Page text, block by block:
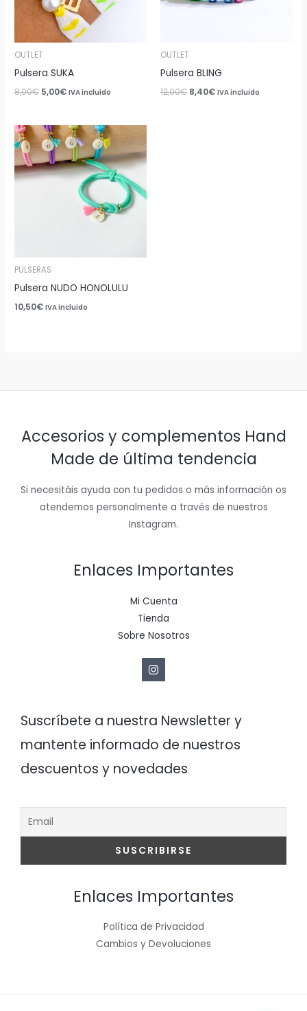
OUTLET
Pulsera SUKA
8,00€ 5,00€ IVA incluido
OUTLET
Pulsera BLING
12,00€ 8,40€ IVA incluido
PULSERAS
Pulsera NUDO HONOLULU
10,50€ IVA incluido
Accesorios y complementos Hand
Made de última tendencia
Si necesitáis ayuda con tu pedidos o más información os
atendemos personalmente a través de nuestros
Instagram.
Enlaces Importantes
Mi Cuenta
Tienda
Sobre Nosotros
Suscríbete a nuestra Newsletter y
mantente informado de nuestros
descuentos y novedades
Enlaces Importantes
Política de Privacidad
Cambios y Devoluciones